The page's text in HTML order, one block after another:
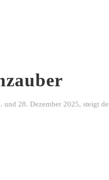
und 28. Dezember 2025, steigt